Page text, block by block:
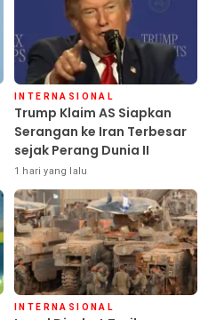
INTERNASIONAL
Trump Klaim AS Siapkan
Serangan ke Iran Terbesar
sejak Perang Dunia II
1 hari yang lalu
INTERNASIONAL